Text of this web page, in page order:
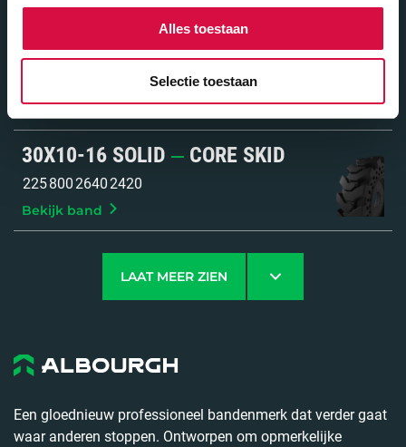
Alles toestaan
Selectie toestaan
Bekijk band
23.5-25 SOLID CORE LITE
Bekijk band
30X10-16 SOLID CORE SKID
22580026402420
Bekijk band
LAAT MEER ZIEN
Een gloednieuw professioneel bandenmerk dat verder gaat
waar anderen stoppen. Ontworpen om opmerkelijke